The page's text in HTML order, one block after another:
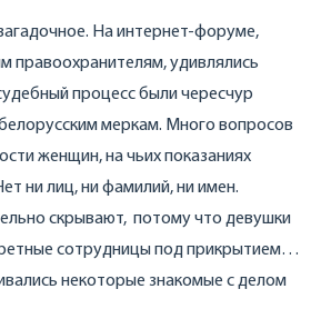
На интернет-форуме,
правоохранителям, удивлялись
процесс были чересчур
меркам. Много вопросов
женщин, на чьих показаниях
ни лиц, ни фамилий, ни имен.
скрывают, потому что девушки
сотрудницы под прикрытием…
некоторые знакомые с делом